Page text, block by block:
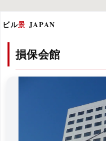
ビル景 JAPAN
損保会館